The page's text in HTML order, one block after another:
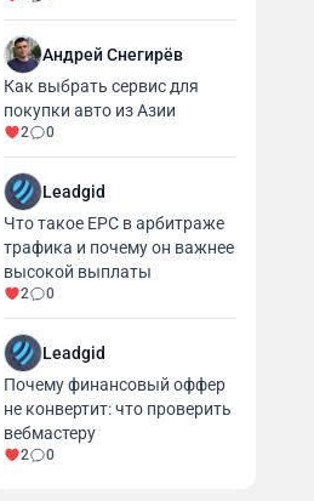
Андрей Снегирёв
Как выбрать сервис для
покупки авто из Азии
2 0
Leadgid
Что такое EPC в арбитраже
трафика и почему он важнее
высокой выплаты
2 0
Leadgid
Почему финансовый оффер
не конвертит: что проверить
вебмастеру
2 0